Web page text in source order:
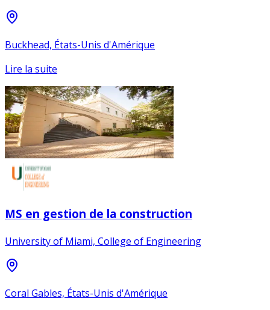
Buckhead, États-Unis d'Amérique
Lire la suite
MS en gestion de la construction
University of Miami, College of Engineering
Coral Gables, États-Unis d'Amérique